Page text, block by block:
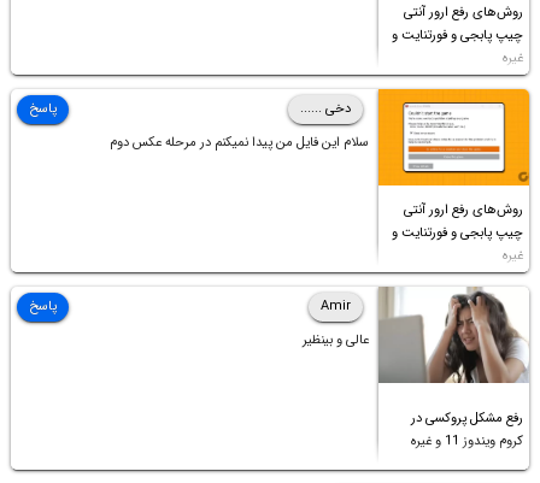
روش‌های رفع ارور آنتی
چیپ پابجی و فورتنایت و
غیره
روش‌های رفع ارور آنتی
چیپ پابجی و فورتنایت و
غیره
دخی ......
سلام این فایل من پیدا نمیکنم در مرحله عکس دوم
پاسخ
رفع مشکل پروکسی در
کروم ویندوز 11 و غیره
Amir
عالی و بینظیر
پاسخ